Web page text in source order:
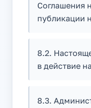
Соглашения
публикации
8.2.
в действие
8.3.